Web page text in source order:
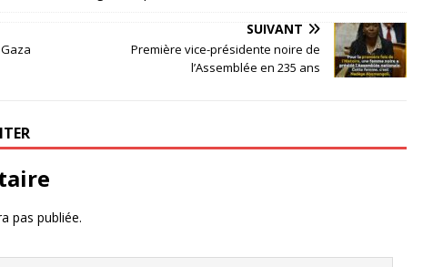
SUIVANT
Première vice-présidente noire de
l’Assemblée en 235 ans
pas publiée.